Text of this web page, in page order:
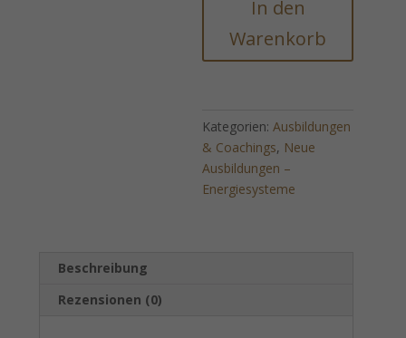
Hochenergetisches
Energiesystem
Ebene
-
FERNEINWEIHUNG!
Menge
In den
Warenkorb
Kategorien:Ausbildungen
& Coachings, Neue
Ausbildungen –
Energiesysteme
Beschreibung
Rezensionen (0)